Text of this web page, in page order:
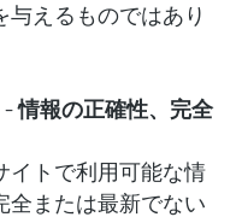
与えるものではあり
情報の正確性、完全
イトで利用可能な情
全または最新でない